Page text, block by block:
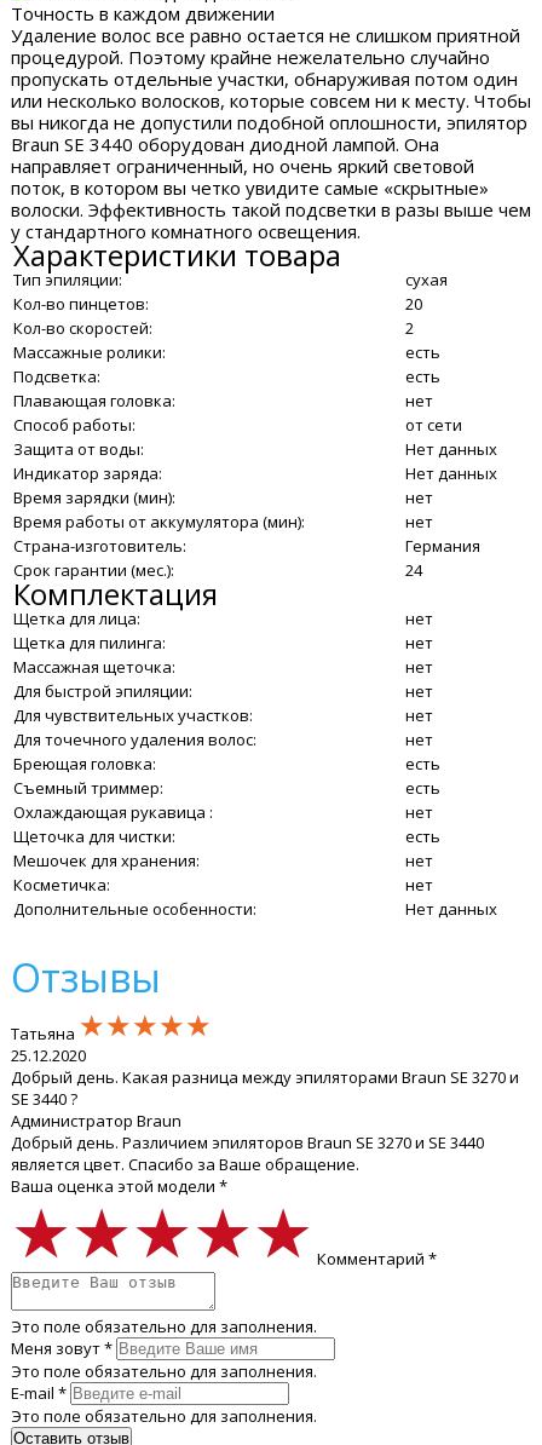
Точность в каждом движении
Удаление волос все равно остается не слишком приятной
процедурой. Поэтому крайне нежелательно случайно
пропускать отдельные участки, обнаруживая потом один
или несколько волосков, которые совсем ни к месту. Чтобы
вы никогда не допустили подобной оплошности, эпилятор
Braun SE 3440 оборудован диодной лампой. Она
направляет ограниченный, но очень яркий световой
поток, в котором вы четко увидите самые «скрытные»
волоски. Эффективность такой подсветки в разы выше чем
у стандартного комнатного освещения.
Характеристики товара
Тип эпиляции:
сухая
Кол-во пинцетов:
20
Кол-во скоростей:
2
Массажные ролики:
есть
Подсветка:
есть
Плавающая головка:
нет
Способ работы:
от сети
Защита от воды:
Нет данных
Индикатор заряда:
Нет данных
Время зарядки (мин):
нет
Время работы от аккумулятора (мин):
нет
Страна-изготовитель:
Германия
Срок гарантии (мес.):
24
Комплектация
Щетка для лица:
нет
Щетка для пилинга:
нет
Массажная щеточка:
нет
Для быстрой эпиляции:
нет
Для чувствительных участков:
нет
Для точечного удаления волос:
нет
Бреющая головка:
есть
Съемный триммер:
есть
Охлаждающая рукавица :
нет
Щеточка для чистки:
есть
Мешочек для хранения:
нет
Косметичка:
нет
Дополнительные особенности:
Нет данных
Отзывы
Татьяна ★★★★★
★★★★★
★★★★★
25.12.2020
Добрый день. Какая разница между эпиляторами Braun SE 3270 и
SE 3440 ?
Администратор Braun
Добрый день. Различием эпиляторов Braun SE 3270 и SE 3440
является цвет. Спасибо за Ваше обращение.
Ваша оценка этой модели *
★★★★★
★★★★★
★★★★★ Комментарий *
Это поле обязательно для заполнения.
Меня зовут *
Это поле обязательно для заполнения.
E-mail *
Это поле обязательно для заполнения.